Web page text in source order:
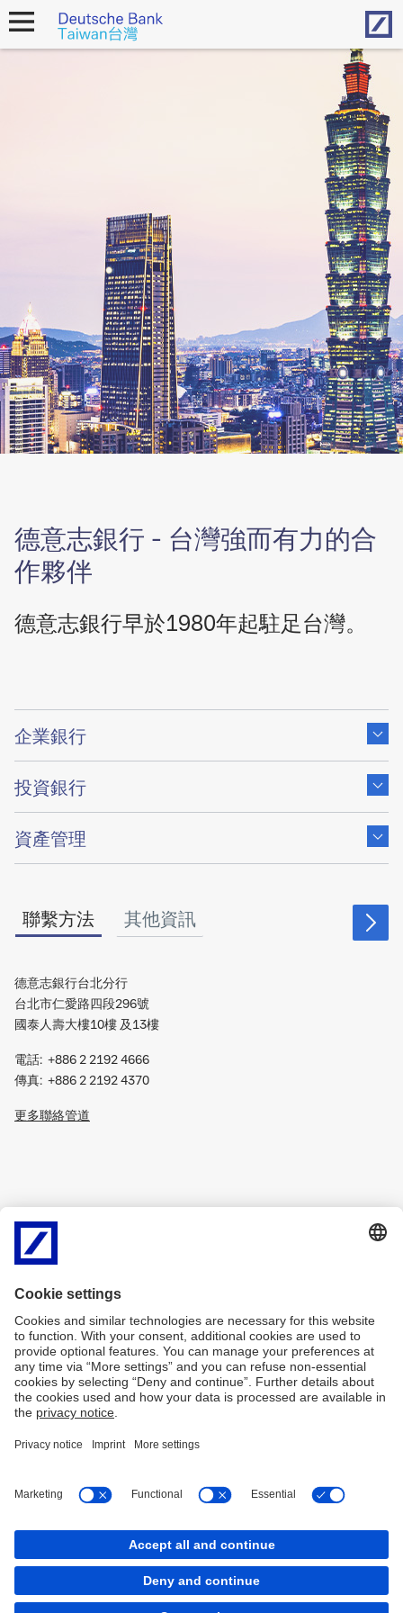
open
德意志銀行 - 台灣強而有力的合
作夥伴
德意志銀行早於1980年起駐足台灣。
Show
content
of
企業銀行
Show
content
of
投資銀行
Show
content
of
資產管理
聯繫方法 其他資訊
德意志銀行台北分行
台北市仁愛路四段296號
國泰人壽大樓10樓 及13樓
電話: +886 2 2192 4666
傳真: +886 2 2192 4370
更多聯絡管道
Growing
together
with
Asia
Pacific
for
more
than
150
years
Our legacy in Asia Pacific
Growing
together
with
Asia
Pacific
for
more
than
150
Learn more
Imprint 法律聲明 Cookies
back to top
Copyright © 2026 Copyright © Deutsche Bank AG,
Frankfurt am Main. 詐騙集團利用釣魚簡訊，誘導民眾點
選連結至假冒之網路銀行頁面登入帳號密碼以取得個人資料及帳號、密碼，進
行詐騙轉帳。德意志銀行提醒對於不明簡訊之連結應提高警覺，請勿點選連結
登入，以保障自身權益。如察覺有遭詐騙之虞，請立即撥打客服專線或「165